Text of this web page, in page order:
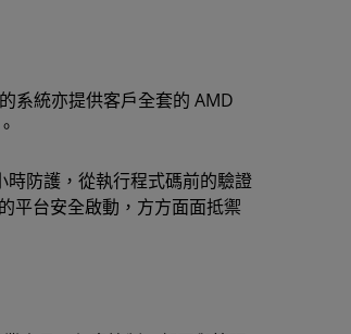
系統亦提供客戶全套的 AMD
防護，從執行程式碼前的驗證
平台安全啟動，方方面面抵禦